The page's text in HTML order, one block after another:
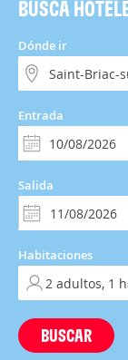
BUSCA
Dónde ir
Entrada
Salida
Habitaciones
BUSCAR